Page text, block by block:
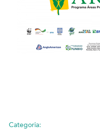
Categoria: